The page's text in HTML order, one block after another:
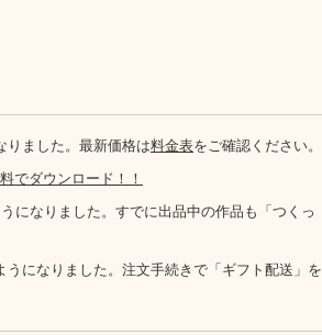
りました。最新価格は料金表をご確認ください。
でダウンロード！！
になりました。すでに出品中の作品も「つくっ
になりました。注文手続きで「ギフト配送」を